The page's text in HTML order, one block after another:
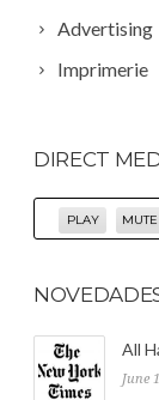
Advertising
Imprimerie
DIRECT
PLAY MUTE
All
June